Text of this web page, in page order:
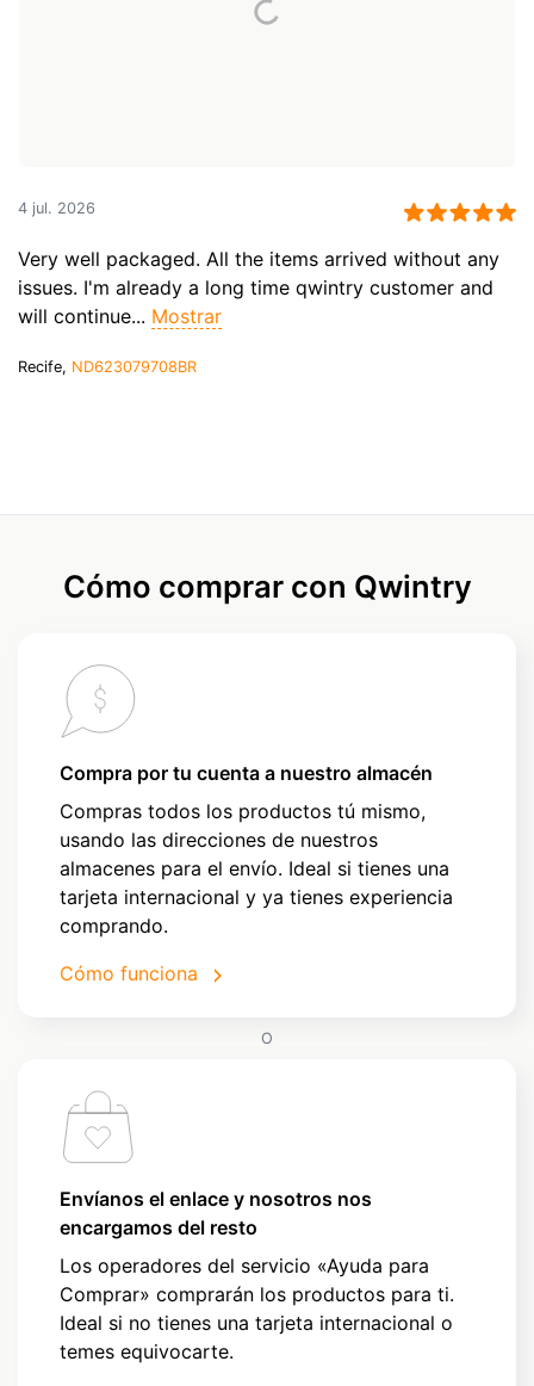
4 jul. 2026
Very well packaged. All the items arrived without any
issues. I'm already a long time qwintry customer and
will continue... Mostrar
Recife, ND623079708BR
Cómo comprar con Qwintry
Compra por tu cuenta a nuestro almacén
Compras todos los productos tú mismo,
usando las direcciones de nuestros
almacenes para el envío. Ideal si tienes una
tarjeta internacional y ya tienes experiencia
comprando.
Cómo funciona
O
Envíanos el enlace y nosotros nos
encargamos del resto
Los operadores del servicio «Ayuda para
Comprar» comprarán los productos para ti.
Ideal si no tienes una tarjeta internacional o
temes equivocarte.